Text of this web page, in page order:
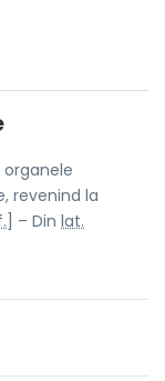
revenind la
] – Din lat.